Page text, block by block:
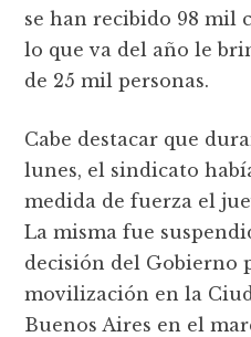
se han recibido 98 mil
lo que va del año le
de 25 mil personas.
Cabe destacar que
lunes, el sindicato
medida de fuerza el
La misma fue
decisión del Gobierno
movilización en la
Buenos Aires en el